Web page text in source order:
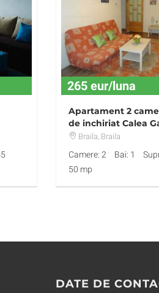
265 eur/luna
Apartament 2
de inchiriat Calea
si igienizat
Braila, Braila
Camere: 2 Bai: 1
50 mp
DATE DE